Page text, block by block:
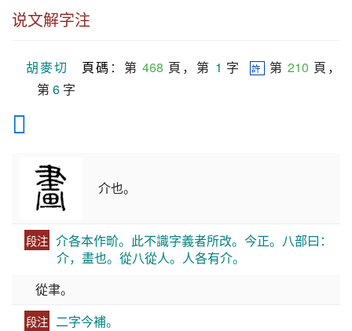
说文解字注
胡麥切 頁碼 ：第 468 頁，第 1 字 許 第 210 頁，
第 6 字
𤲿
介也。
段注 介各本作畍。此不識字義者所改。今正。八部曰：
介，畫也。從八從人。人各有介。
從聿。
段注 二字今補。